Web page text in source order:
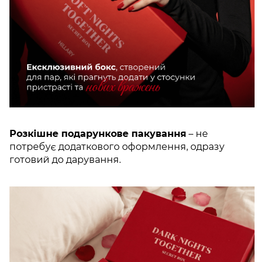
Розкішне подарункове пакування – не
потребує додаткового оформлення, одразу
готовий до дарування.